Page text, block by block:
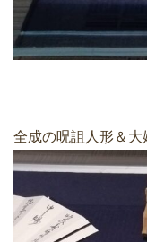
全成の呪詛人形＆大